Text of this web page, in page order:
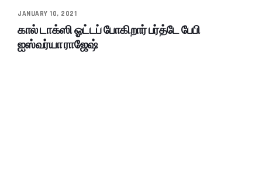
JANUARY 10, 2021
கால் டாக்ஸி ஓட்டப் போகிறார் பர்த்டே பேபி
ஐஸ்வர்யா ராஜேஷ்